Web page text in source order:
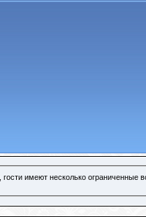
имеют несколько ограниченные